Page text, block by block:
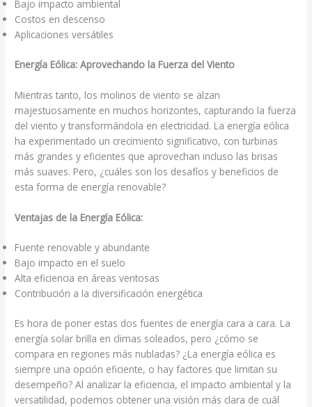
Bajo impacto ambiental
Costos en descenso
Aplicaciones versátiles
Energía Eólica: Aprovechando la Fuerza del Viento
Mientras tanto, los molinos de viento se alzan
majestuosamente en muchos horizontes, capturando la fuerza
del viento y transformándola en electricidad. La energía eólica
ha experimentado un crecimiento significativo, con turbinas
más grandes y eficientes que aprovechan incluso las brisas
más suaves. Pero, ¿cuáles son los desafíos y beneficios de
esta forma de energía renovable?
Ventajas de la Energía Eólica:
Fuente renovable y abundante
Bajo impacto en el suelo
Alta eficiencia en áreas ventosas
Contribución a la diversificación energética
Es hora de poner estas dos fuentes de energía cara a cara. La
energía solar brilla en climas soleados, pero ¿cómo se
compara en regiones más nubladas? ¿La energía eólica es
siempre una opción eficiente, o hay factores que limitan su
desempeño? Al analizar la eficiencia, el impacto ambiental y la
versatilidad, podemos obtener una visión más clara de cuál